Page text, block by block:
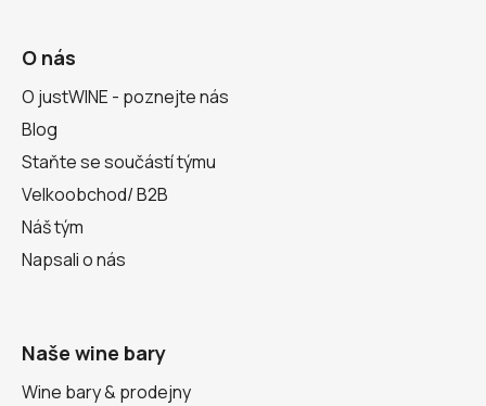
O nás
O justWINE - poznejte nás
Blog
Staňte se součástí týmu
Velkoobchod/ B2B
Náš tým
Napsali o nás
Naše wine bary
Wine bary & prodejny